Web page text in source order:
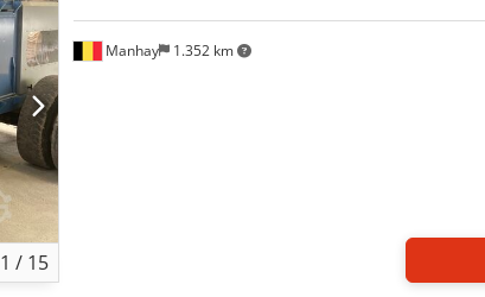
1 / 15
Manhay 1.352 km